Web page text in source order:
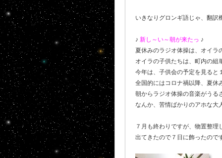
いきなりグロンギ語じゃ、翻訳
♪ 新し～い～朝が来たっ ♪
夏休みのラジオ体操は、オイラ
オイラの子供たちは、町内の組
今年は、子供会の予定を見ると
全国的にはコロナ禍以降、夏休
朝からラジオ体操の音楽がうる
なんか、苦情ばかりのアホな大
７月も終わりですが、物置整
出てきたので７日に飾ったので